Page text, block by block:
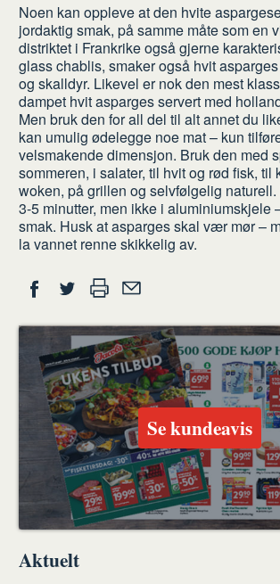
Noen kan oppleve at den hvite
jordaktig smak, på samme måte som en
distriktet i Frankrike også gjerne
glass chablis, smaker også hvit
og skalldyr. Likevel er nok den mest
dampet hvit asparges servert med
Men bruk den for all del til alt annet du
kan umulig ødelegge noe mat – kun
velsmakende dimensjon. Bruk den med
sommeren, i salater, til hvit og rød fisk, til
woken, på grillen og selvfølgelig
3-5 minutter, men ikke i aluminiumskjele
smak. Husk at asparges skal vær mør –
la vannet renne skikkelig av.
Del
på
Facebook
på
Twitter
ut en
venn
Se kundeavis
Aktuelt